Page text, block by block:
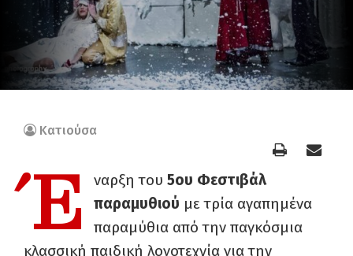
Κατιούσα
Έ ναρξη του 5ου Φεστιβάλ
παραμυθιού με τρία αγαπημένα
παραμύθια από την παγκόσμια
κλασσική παιδική λογοτεχνία για την